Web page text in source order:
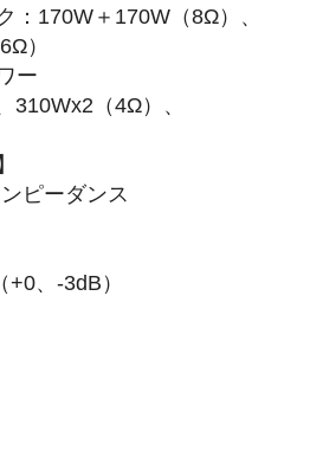
：170W＋170W（8Ω）、
）
ー
310Wx2（4Ω）、
ピーダンス
、-3dB）